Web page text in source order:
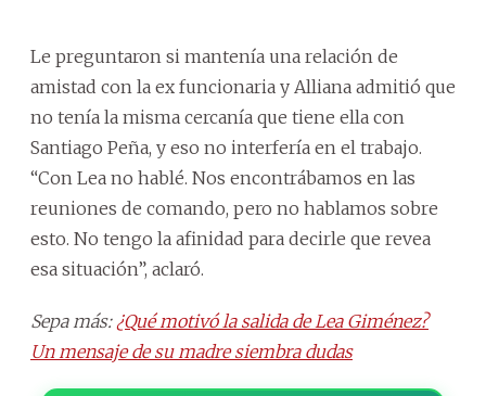
Le preguntaron si mantenía una relación de
amistad con la ex funcionaria y Alliana admitió que
no tenía la misma cercanía que tiene ella con
Santiago Peña, y eso no interfería en el trabajo.
“Con Lea no hablé. Nos encontrábamos en las
reuniones de comando, pero no hablamos sobre
esto. No tengo la afinidad para decirle que revea
esa situación”, aclaró.
Sepa más: ¿Qué motivó la salida de Lea Giménez?
Un mensaje de su madre siembra dudas